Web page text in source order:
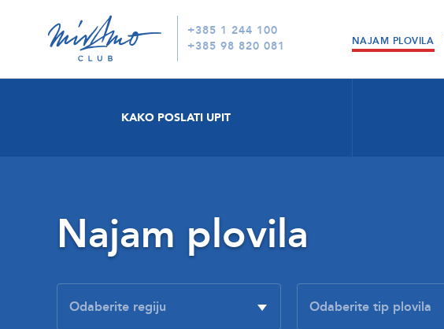
+385 1 244 100
+385 98 820 081
NAJAM PLOVILA
KAKO POSLATI UPIT
Najam plovila